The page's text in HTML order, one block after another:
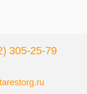
305-25-79